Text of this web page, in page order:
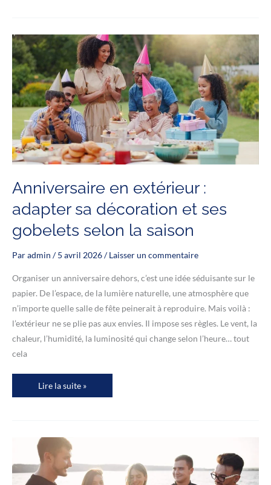
pour
les
garder
?
Anniversaire en extérieur :
adapter sa décoration et ses
gobelets selon la saison
Paradmin /5 avril 2026/Laisser un commentaire
Organiser un anniversaire dehors, c’est une idée séduisante sur le
papier. De l’espace, de la lumière naturelle, une atmosphère que
n’importe quelle salle de fête peinerait à reproduire. Mais voilà :
l’extérieur ne se plie pas aux envies. Il impose ses règles. Le vent, la
chaleur, l’humidité, la luminosité qui change selon l’heure… tout
cela
Anniversaire
extérieur
et
ses
gobelets
selon
la
saison
Lire la suite »